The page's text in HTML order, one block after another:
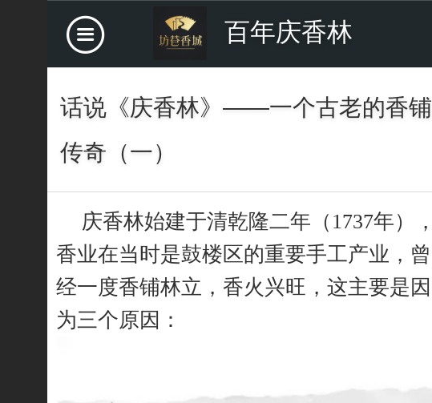
百年庆香林
话说《庆香林》——一个古老的香铺
传奇（一）
庆香林始建于清乾隆二年（ 1737年）
香业在当时是鼓楼区的重要手工产业，曾
经一度香铺林立，香火兴旺，这主要是因
为三个原因：